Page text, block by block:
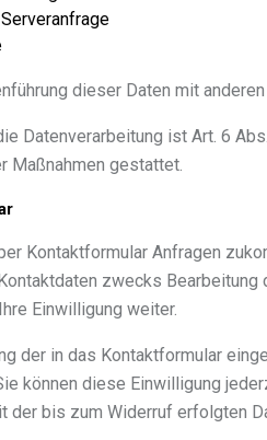
dieser Daten mit
Datenverarbeitung ist Art. 6
Maßnahmen gestattet.
Kontaktformular Anfragen
zwecks
Einwilligung weiter.
der in das Kontaktformular
können diese Einwilligung
der bis zum Widerruf erfolgten